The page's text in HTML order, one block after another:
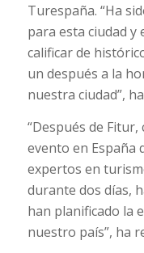
Turespaña. “Ha
para esta ciudad y
calificar de
un después a la
nuestra ciudad”,
“Después de
evento en España
expertos en
durante dos días,
han planificado la
nuestro país”, ha